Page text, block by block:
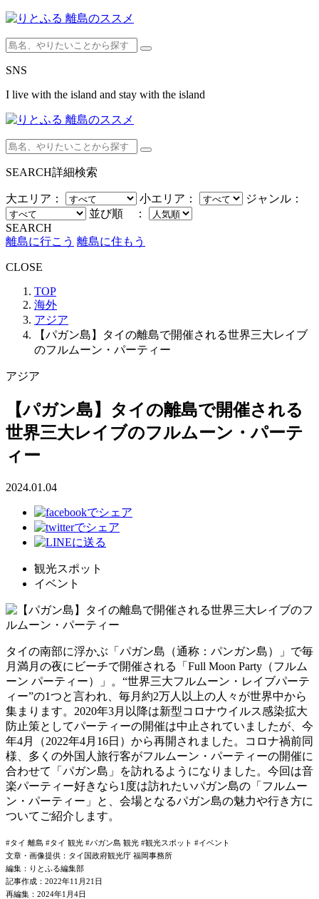
SNS
I live with the island and stay with the island
SEARCH詳細検索
大エリア： 小エリア：
ジャンル：
並び順 ：
SEARCH
離島に行こう 離島に住もう
CLOSE
TOP
海外
アジア
【パガン島】タイの離島で開催される世界三大レイブ
のフルムーン・パーティー
アジア
【パガン島】タイの離島で開催される
世界三大レイブのフルムーン・パーテ
ィー
2024.01.04
観光スポット
イベント
タイの南部に浮かぶ「パガン島（通称：パンガン島）」で毎
月満月の夜にビーチで開催される「Full Moon Party（フルム
ーン パーティー）」。“世界三大フルムーン・レイブパーテ
ィー”の1つと言われ、毎月約2万人以上の人々が世界中から
集まります。2020年3月以降は新型コロナウイルス感染拡大
防止策としてパーティーの開催は中止されていましたが、今
年4月（2022年4月16日）から再開されました。コロナ禍前同
様、多くの外国人旅行客がフルムーン・パーティーの開催に
合わせて「パガン島」を訪れるようになりました。今回は音
楽パーティー好きなら1度は訪れたいパガン島の「フルムー
ン・パーティー」と、会場となるパガン島の魅力や行き方に
ついてご紹介します。
#タイ 離島 #タイ 観光 #パガン島 観光 #観光スポット #イベント
文章・画像提供：タイ国政府観光庁 福岡事務所
編集：りとふる編集部
記事作成：2022年11月21日
再編集：2024年1月4日